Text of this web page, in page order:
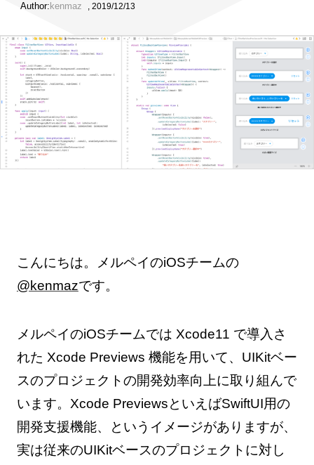
Author: kenmaz , 2019/12/13
こんにちは。メルペイのiOSチームの
@kenmazです。
メルペイのiOSチームでは Xcode11 で導入さ
れた Xcode Previews 機能を用いて、UIKitベー
スのプロジェクトの開発効率向上に取り組んで
います。Xcode PreviewsといえばSwiftUI用の
開発支援機能、というイメージがありますが、
実は従来のUIKitベースのプロジェクトに対し